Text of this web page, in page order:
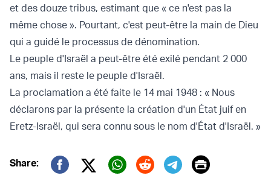
et des douze tribus, estimant que « ce n'est pas la
même chose ». Pourtant, c'est peut-être la main de Dieu
qui a guidé le processus de dénomination.
Le peuple d'Israël a peut-être été exilé pendant 2 000
ans, mais il reste le peuple d'Israël.
La proclamation a été faite le 14 mai 1948 : « Nous
déclarons par la présente la création d'un État juif en
Eretz-Israël, qui sera connu sous le nom d'État d'Israël. »
Share:
Twitter (X)
Print